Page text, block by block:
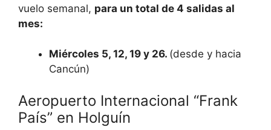
vuelo semanal, para un total de 4 salidas al
mes:
Miércoles 5, 12, 19 y 26. (desde y hacia
Cancún)
Aeropuerto Internacional “Frank
País” en Holguín